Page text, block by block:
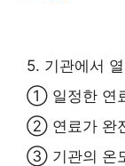
5. 기관에서
① 일정한 연
② 연료가 완
③ 기관의 온